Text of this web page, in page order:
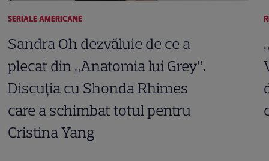
SERIALE AMERICANE
Sandra Oh dezvăluie de ce a
plecat din „Anatomia lui Grey”.
Discuția cu Shonda Rhimes
care a schimbat totul pentru
Cristina Yang